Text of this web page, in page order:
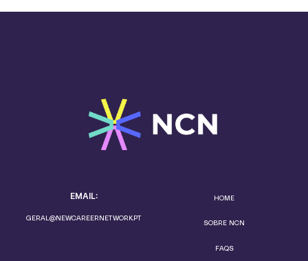
EMAIL:
GERAL@NEWCAREERNETWORK.PT
HOME
SOBRE NCN
FAQS